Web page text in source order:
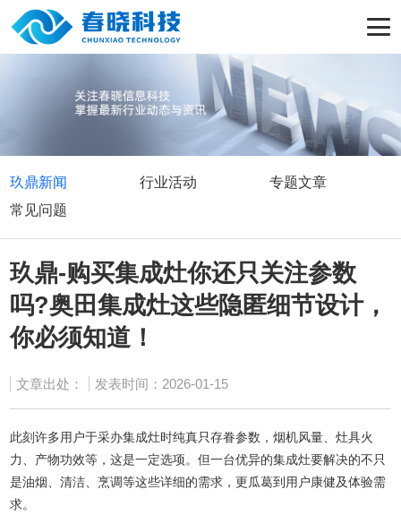
玖鼎新闻 行业活动
专题文章
常见问题
玖鼎-购买集成灶你还只关注参数
吗?奥田集成灶这些隐匿细节设计，
你必须知道！
文章出处： 发表时间：2026-01-15
此刻许多用户于采办集成灶时纯真只存眷参数，烟机风量、灶具火
力、产物功效等，这是一定选项。但一台优异的集成灶要解决的不只
是油烟、清洁、烹调等这些详细的需求，更瓜葛到用户康健及体验需
求。